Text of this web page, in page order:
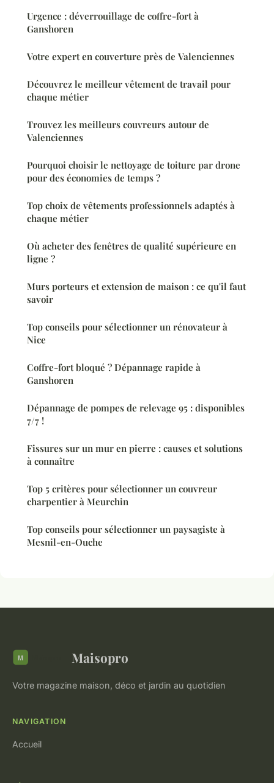
Urgence : déverrouillage de coffre-fort à
Ganshoren
Votre expert en couverture près de Valenciennes
Découvrez le meilleur vêtement de travail pour
chaque métier
Trouvez les meilleurs couvreurs autour de
Valenciennes
Pourquoi choisir le nettoyage de toiture par drone
pour des économies de temps ?
Top choix de vêtements professionnels adaptés à
chaque métier
Où acheter des fenêtres de qualité supérieure en
ligne ?
Murs porteurs et extension de maison : ce qu'il faut
savoir
Top conseils pour sélectionner un rénovateur à
Nice
Coffre-fort bloqué ? Dépannage rapide à
Ganshoren
Dépannage de pompes de relevage 95 : disponibles
7/7 !
Fissures sur un mur en pierre : causes et solutions
à connaître
Top 5 critères pour sélectionner un couvreur
charpentier à Meurchin
Top conseils pour sélectionner un paysagiste à
Mesnil-en-Ouche
Maisopro
Votre magazine maison, déco et jardin au quotidien
NAVIGATION
Accueil